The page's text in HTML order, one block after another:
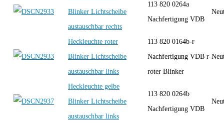
Blinker Lichtscheibe
austauschbar rechts
113 820 0264a
Nachfertigung VDB
Heckleuchte roter
Blinker Lichtscheibe
austauschbar links
113 820 0164b-r
Nachfertigung VDB r-
roter Blinker
Heckleuchte gelbe
Blinker Lichtscheibe
austauschbar links
113 820 0264b
Nachfertigung VDB